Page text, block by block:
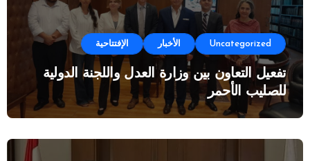
Uncategorized الأخبار الإفتتاحية
تفعيل التعاون بين وزارة العدل واللجنة الدولية
للصليب الأحمر